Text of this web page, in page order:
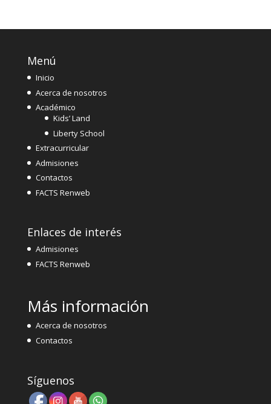
Menú
Inicio
Acerca de nosotros
Académico
Kids’ Land
Liberty School
Extracurricular
Admisiones
Contactos
FACTS Renweb
Enlaces de interés
Admisiones
FACTS Renweb
Más información
Acerca de nosotros
Contactos
Síguenos